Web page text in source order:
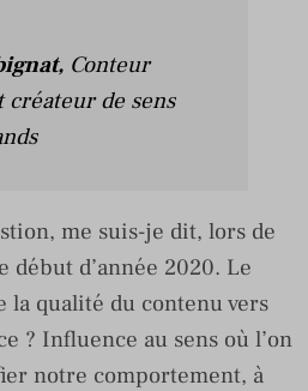
Conteur
créateur de sens
me suis-je dit, lors de
début d’année 2020. Le
la qualité du contenu vers
? Influence au sens où l’on
notre comportement, à